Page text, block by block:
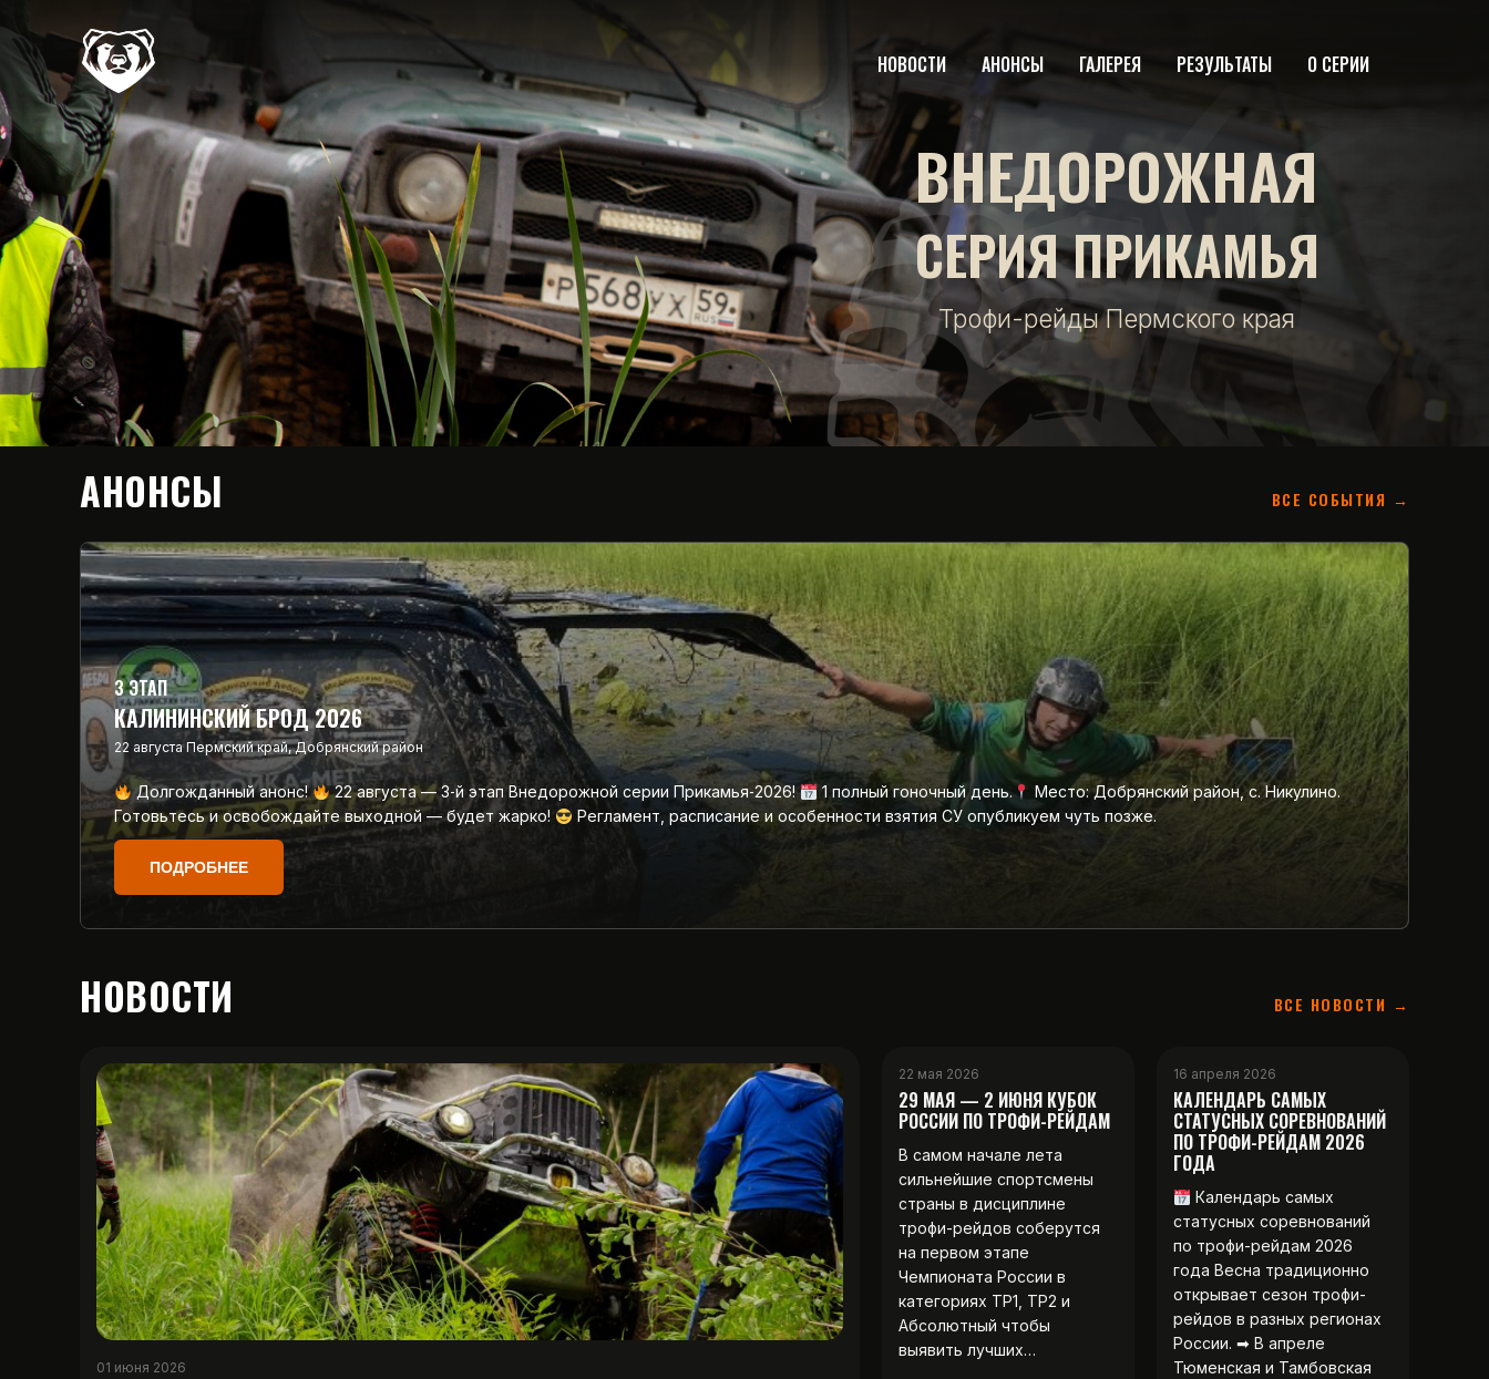
НОВОСТИ АНОНСЫ ГАЛЕРЕЯ РЕЗУЛЬТАТЫ О СЕРИИ
ВНЕДОРОЖНАЯ
СЕРИЯ ПРИКАМЬЯ
Трофи-рейды Пермского края
АНОНСЫ ВСЕ СОБЫТИЯ →
3 ЭТАП
КАЛИНИНСКИЙ БРОД 2026
22 августа Пермский край, Добрянский район
Долгожданный анонс! 22 августа — 3‑й этап Внедорожной серии Прикамья‑2026! 1 полный гоночный день.
Место: Добрянский район, с. Никулино.
Готовьтесь и освобождайте выходной — будет жарко!
Регламент, расписание и особенности взятия СУ опубликуем чуть позже.
ПОДРОБНЕЕ
НОВОСТИ ВСЕ НОВОСТИ →
01 июня 2026
22 мая 2026
29 МАЯ — 2 ИЮНЯ КУБОК
РОССИИ ПО ТРОФИ-РЕЙДАМ
В самом начале лета
сильнейшие спортсмены
страны в дисциплине
трофи-рейдов соберутся
на первом этапе
Чемпионата России в
категориях ТР1, ТР2 и
Абсолютный чтобы
выявить лучших…
16 апреля 2026
КАЛЕНДАРЬ САМЫХ
СТАТУСНЫХ СОРЕВНОВАНИЙ
ПО ТРОФИ-РЕЙДАМ 2026
ГОДА
Календарь самых
статусных соревнований
по трофи-рейдам 2026
года Весна традиционно
открывает сезон трофи-
рейдов в разных регионах
России. ➡ В апреле
Тюменская и Тамбовская